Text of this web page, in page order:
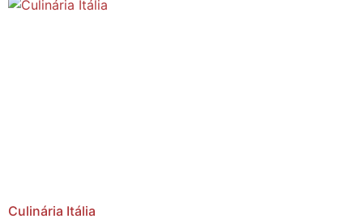
Culinária Itália